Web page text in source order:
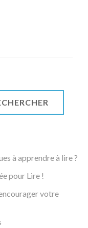
à apprendre à lire ?
pour Lire !
votre